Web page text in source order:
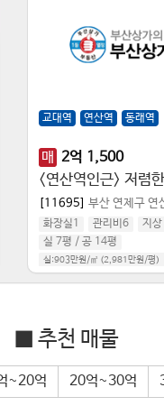
교대역 연산역 동래역
매 2억 1,500
<연산역인근> 저렴
[11695] 부산 연제구 연
화장실1 관리비6 지
실 7평 /공 14평
실:903만원/㎡ (2,981만원/평)
공급:472만원/㎡ (1,558만원/
■ 추천 매물
~20억 20억~30억